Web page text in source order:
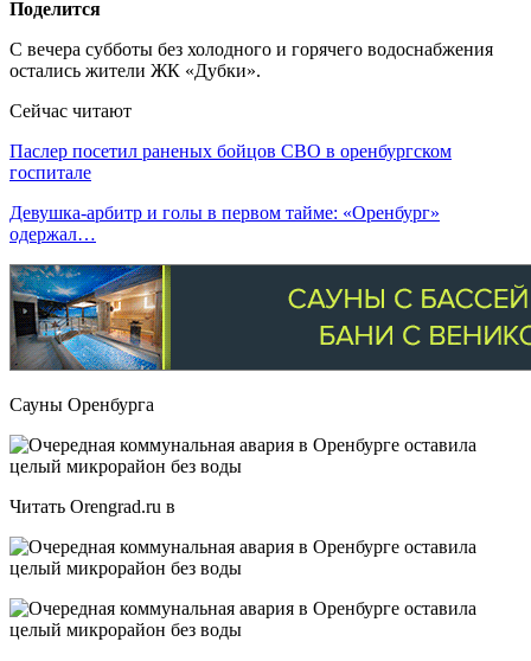
Поделится
С вечера субботы без холодного и горячего водоснабжения
остались жители ЖК «Дубки».
Сейчас читают
Паслер посетил раненых бойцов СВО в оренбургском
госпитале
Девушка-арбитр и голы в первом тайме: «Оренбург»
одержал…
Сауны Оренбурга
Читать Orengrad.ru в